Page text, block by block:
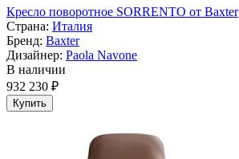
Кресло поворотное SORRENTO от Baxter
Страна: Италия
Бренд: Baxter
Дизайнер: Paola Navone
В наличии
932 230 ₽
Купить